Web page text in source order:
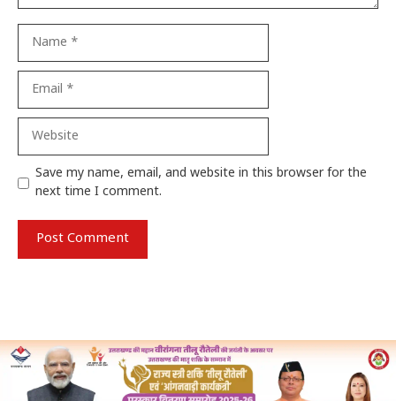
Website
Save my name, email, and website in this browser for the
next time I comment.